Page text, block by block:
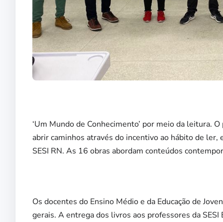
‘Um Mundo de Conhecimento’ por meio da leitura.
abrir caminhos através do incentivo ao hábito de
SESI RN. As 16 obras abordam conteúdos
Os docentes do Ensino Médio e da Educação de
gerais. A entrega dos livros aos professores da